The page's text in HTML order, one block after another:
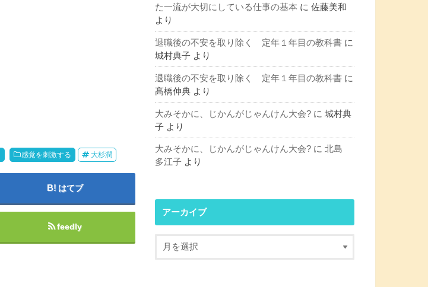
感覚を刺激する 大杉潤
はてブ
feedly
た一流が大切にしている仕事の基本 に 佐藤美和
より
退職後の不安を取り除く 定年１年目の教科書 に
城村典子 より
退職後の不安を取り除く 定年１年目の教科書 に
髙橋伸典 より
大みそかに、じかんがじゃんけん大会? に 城村典
子 より
大みそかに、じかんがじゃんけん大会? に 北島
多江子 より
アーカイブ